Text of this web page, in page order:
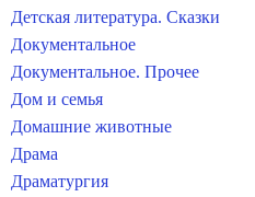
Детская литература. Сказки
Документальное
Документальное. Прочее
Дом и семья
Домашние животные
Драма
Драматургия